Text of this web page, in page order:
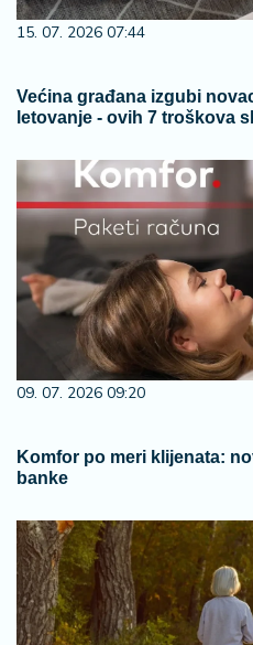
15. 07. 2026 07:44
Većina građana izgubi
letovanje - ovih 7 troškova
09. 07. 2026 09:20
Komfor po meri klijenata:
banke